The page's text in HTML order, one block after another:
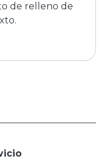
de relleno de